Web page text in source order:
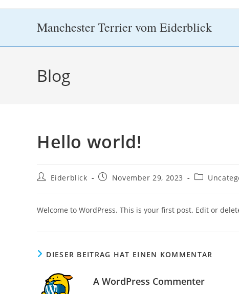
Manchester Terrier vom Eiderblick
Blog
Hello world!
Beitrags-
Eiderblick
BeitragNovember 29, 2023
Beitrags-
Welcome to WordPress. This is your first post. Edit or
DIESER BEITRAG HAT EINEN KOMMENTAR
A WordPress Commenter